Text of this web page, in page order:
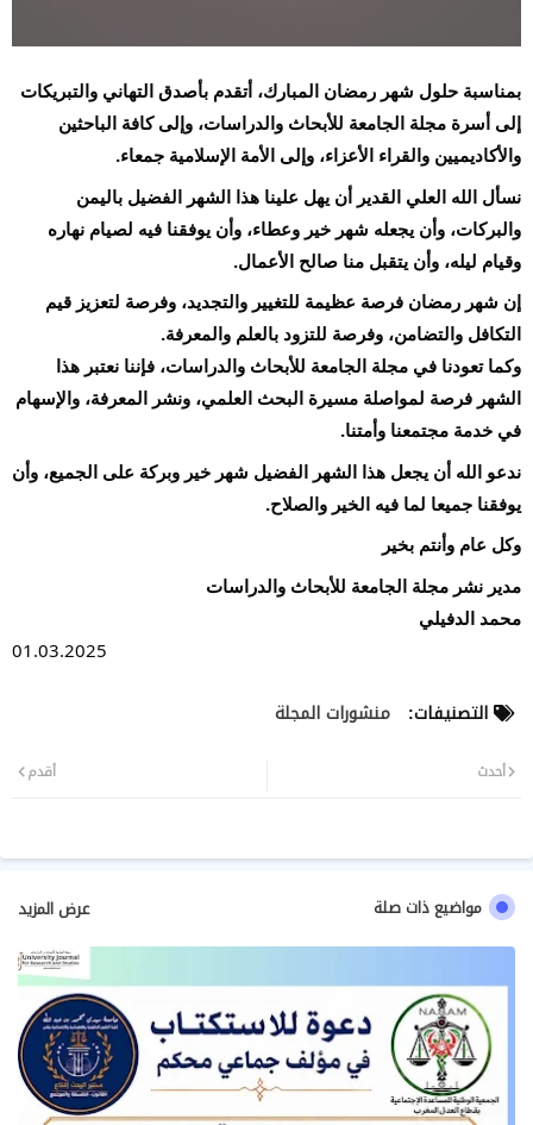
بمناسبة حلول شهر رمضان المبارك، أتقدم بأصدق التهاني والتبريكات
إلى أسرة مجلة الجامعة للأبحاث والدراسات، وإلى كافة الباحثين
والأكاديميين والقراء الأعزاء، وإلى الأمة الإسلامية جمعاء.
نسأل الله العلي القدير أن يهل علينا هذا الشهر الفضيل باليمن
والبركات، وأن يجعله شهر خير وعطاء، وأن يوفقنا فيه لصيام نهاره
وقيام ليله، وأن يتقبل منا صالح الأعمال.
إن شهر رمضان فرصة عظيمة للتغيير والتجديد، وفرصة لتعزيز قيم
التكافل والتضامن، وفرصة للتزود بالعلم والمعرفة.
وكماتعودنا في مجلة الجامعة للأبحاث والدراسات، فإننا نعتبر هذا
الشهر فرصة لمواصلة مسيرة البحث العلمي، ونشر المعرفة، والإسهام
في خدمة مجتمعنا وأمتنا.
ندعو الله أن يجعل هذا الشهر الفضيل شهر خير وبركة على الجميع، وأن
يوفقنا جميعا لما فيه الخير والصلاح.
وكل عام وأنتم بخير
مدير نشر مجلة الجامعة للأبحاث والدراسات
محمد الدفيلي
01.03.2025
التصنيفات: منشورات المجلة
أحدث أقدم
مواضيع ذات صلة عرض المزيد